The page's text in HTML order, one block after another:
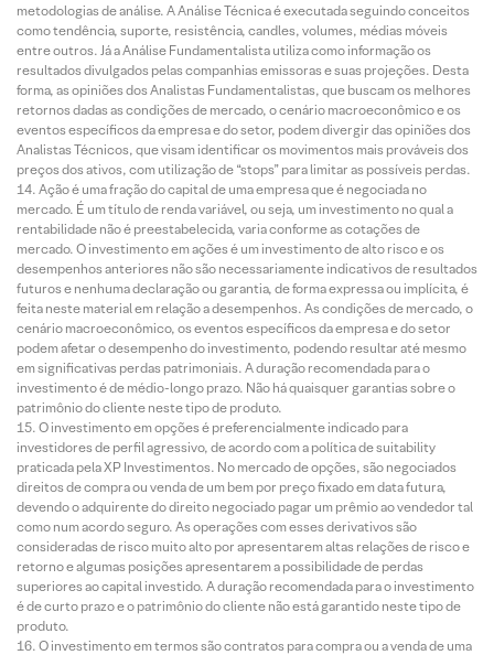
metodologias de análise. A Análise Técnica é executada seguindo conceitos
como tendência, suporte, resistência, candles, volumes, médias móveis
entre outros. Já a Análise Fundamentalista utiliza como informação os
resultados divulgados pelas companhias emissoras e suas projeções. Desta
forma, as opiniões dos Analistas Fundamentalistas, que buscam os melhores
retornos dadas as condições de mercado, o cenário macroeconômico e os
eventos específicos da empresa e do setor, podem divergir das opiniões dos
Analistas Técnicos, que visam identificar os movimentos mais prováveis dos
preços dos ativos, com utilização de “stops” para limitar as possíveis perdas.
Ação é uma fração do capital de uma empresa que é negociada no
mercado. É um título de renda variável, ou seja, um investimento no qual a
rentabilidade não é preestabelecida, varia conforme as cotações de
mercado. O investimento em ações é um investimento de alto risco e os
desempenhos anteriores não são necessariamente indicativos de resultados
futuros e nenhuma declaração ou garantia, de forma expressa ou implícita, é
feita neste material em relação a desempenhos. As condições de mercado, o
cenário macroeconômico, os eventos específicos da empresa e do setor
podem afetar o desempenho do investimento, podendo resultar até mesmo
em significativas perdas patrimoniais. A duração recomendada para o
investimento é de médio-longo prazo. Não há quaisquer garantias sobre o
patrimônio do cliente neste tipo de produto.
O investimento em opções é preferencialmente indicado para
investidores de perfil agressivo, de acordo com a política de suitability
praticada pela XP Investimentos. No mercado de opções, são negociados
direitos de compra ou venda de um bem por preço fixado em data futura,
devendo o adquirente do direito negociado pagar um prêmio ao vendedor tal
como num acordo seguro. As operações com esses derivativos são
consideradas de risco muito alto por apresentarem altas relações de risco e
retorno e algumas posições apresentarem a possibilidade de perdas
superiores ao capital investido. A duração recomendada para o investimento
é de curto prazo e o patrimônio do cliente não está garantido neste tipo de
produto.
O investimento em termos são contratos para compra ou a venda de uma